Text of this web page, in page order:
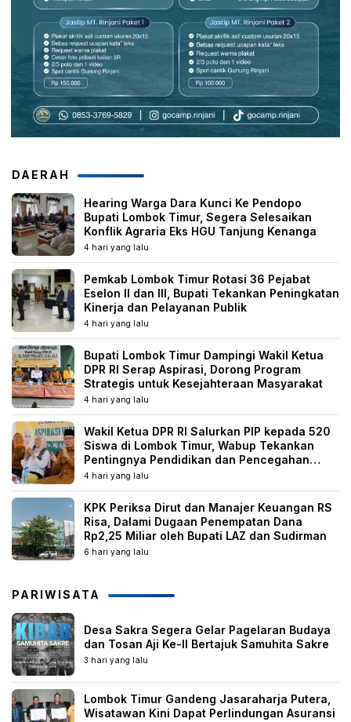
DAERAH
Hearing Warga Dara Kunci Ke Pendopo
Bupati Lombok Timur, Segera Selesaikan
Konflik Agraria Eks HGU Tanjung Kenanga
4 hari yang lalu
Pemkab Lombok Timur Rotasi 36 Pejabat
Eselon II dan III, Bupati Tekankan Peningkatan
Kinerja dan Pelayanan Publik
4 hari yang lalu
Bupati Lombok Timur Dampingi Wakil Ketua
DPR RI Serap Aspirasi, Dorong Program
Strategis untuk Kesejahteraan Masyarakat
4 hari yang lalu
Wakil Ketua DPR RI Salurkan PIP kepada 520
Siswa di Lombok Timur, Wabup Tekankan
Pentingnya Pendidikan dan Pencegahan
Perkawinan Anak
4 hari yang lalu
KPK Periksa Dirut dan Manajer Keuangan RS
Risa, Dalami Dugaan Penempatan Dana
Rp2,25 Miliar oleh Bupati LAZ dan Sudirman
6 hari yang lalu
PARIWISATA
Desa Sakra Segera Gelar Pagelaran Budaya
dan Tosan Aji Ke-II Bertajuk Samuhita Sakre
3 hari yang lalu
Lombok Timur Gandeng Jasaraharja Putera,
Wisatawan Kini Dapat Perlindungan Asuransi